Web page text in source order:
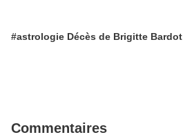
#astrologie Décès de Brigitte Bardot
Commentaires